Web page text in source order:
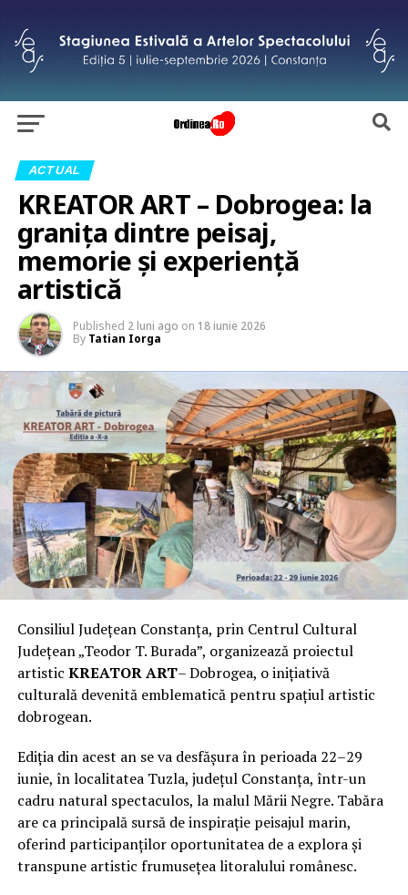
ACTUAL
KREATOR ART – Dobrogea: la
granița dintre peisaj,
memorie și experiență
artistică
Published 2 luni ago on 18 iunie 2026
By Tatian Iorga
Consiliul Județean Constanța, prin Centrul Cultural
Județean „Teodor T. Burada”, organizează proiectul
artistic KREATOR ART– Dobrogea, o inițiativă
culturală devenită emblematică pentru spațiul artistic
dobrogean.
Ediția din acest an se va desfășura în perioada 22–29
iunie, în localitatea Tuzla, județul Constanța, într-un
cadru natural spectaculos, la malul Mării Negre. Tabăra
are ca principală sursă de inspirație peisajul marin,
oferind participanților oportunitatea de a explora și
transpune artistic frumusețea litoralului românesc.